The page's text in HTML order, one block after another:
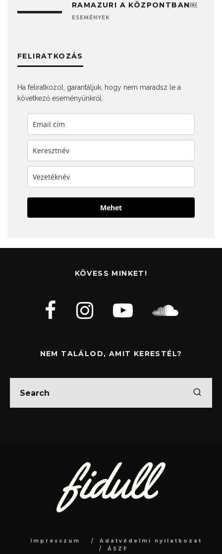
RAMAZURI A KÖZPONTBAN￼
ESEMÉNYEK
FELIRATKOZÁS
Ha feliratkozol, garantáljuk, hogy nem maradsz le a
következő eseményünkről.
Mehet
KÖVESS MINKET!
NEM TALÁLOD, AMIT KERESTÉL?
Impresszum
Adatvédelmi nyilatkozat
ÁSZF